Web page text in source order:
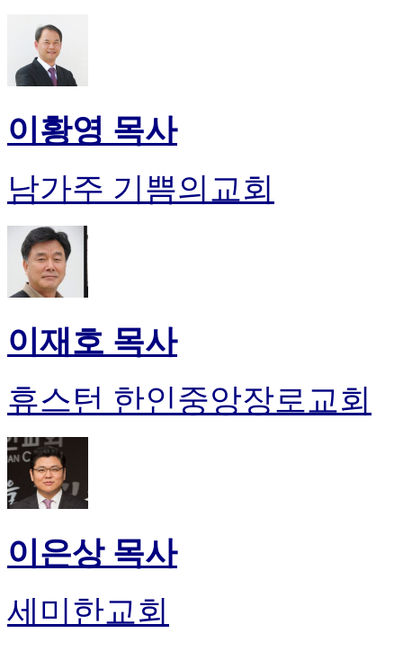
이황영 목사
남가주 기쁨의교회
이재호 목사
휴스턴 한인중앙장로교회
이은상 목사
세미한교회